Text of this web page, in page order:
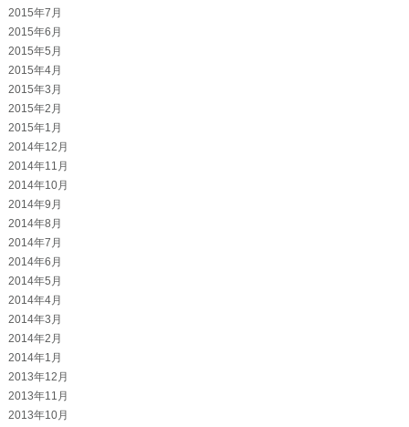
2015年7月
2015年6月
2015年5月
2015年4月
2015年3月
2015年2月
2015年1月
2014年12月
2014年11月
2014年10月
2014年9月
2014年8月
2014年7月
2014年6月
2014年5月
2014年4月
2014年3月
2014年2月
2014年1月
2013年12月
2013年11月
2013年10月